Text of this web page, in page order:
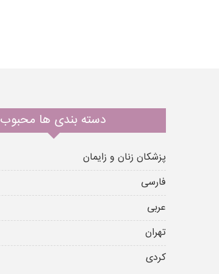
دسته بندی ها محبوب
پزشکان زنان و زایمان
فارسی
عربی
تهران
کردی